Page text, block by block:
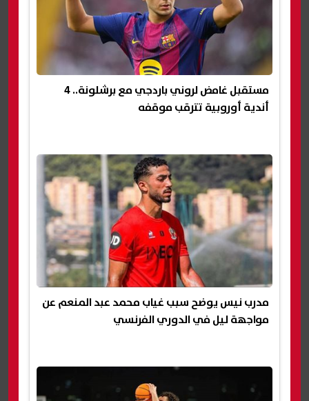
مستقبل غامض لروني باردجي مع برشلونة.. 4
أندية أوروبية تترقب موقفه
مدرب نيس يوضح سبب غياب محمد عبد المنعم عن
مواجهة ليل في الدوري الفرنسي